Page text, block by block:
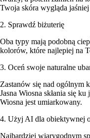
Twoja skóra wygląda
2. Sprawdź biżuterię
Oba typy mają podobną
kolorów, które najlepiej na
3. Oceń swoje naturalne
Zastanów się nad ogólnym
Jasna Wiosna skłania się
Wiosna jest umiarkowany.
4. Użyj AI dla obiektywnej
Najbardziej wiarygodnym